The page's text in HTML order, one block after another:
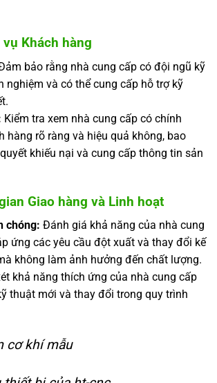
Khách hàng
bảo rằng nhà cung cấp có đội ngũ kỹ
nghiệm và có thể cung cấp hỗ trợ kỹ
Kiểm tra xem nhà cung cấp có chính
hàng rõ ràng và hiệu quả không, bao
khiếu nại và cung cấp thông tin sản
Giao hàng và Linh hoạt
chóng: Đánh giá khả năng của nhà cung
ứng các yêu cầu đột xuất và thay đổi kế
không làm ảnh hưởng đến chất lượng.
khả năng thích ứng của nhà cung cấp
thuật mới và thay đổi trong quy trình
cơ khí mẫu